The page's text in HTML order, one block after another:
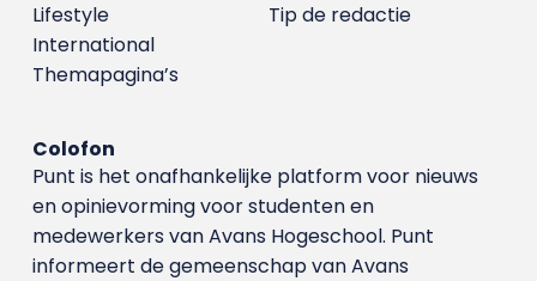
Tip de redactie
Lifestyle
International
Themapagina’s
Colofon
Punt is het onafhankelijke platform voor nieuws
en opinievorming voor studenten en
medewerkers van Avans Hoge­school. Punt
informeert de gemeenschap van Avans